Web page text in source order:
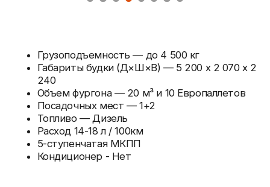
Нужна консультация
Заказать
Цены